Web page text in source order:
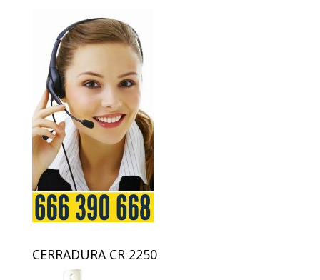
CERRADURA CR 2250